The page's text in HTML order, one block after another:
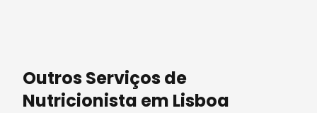
Outros Serviços de
Nutricionista em Lisboa